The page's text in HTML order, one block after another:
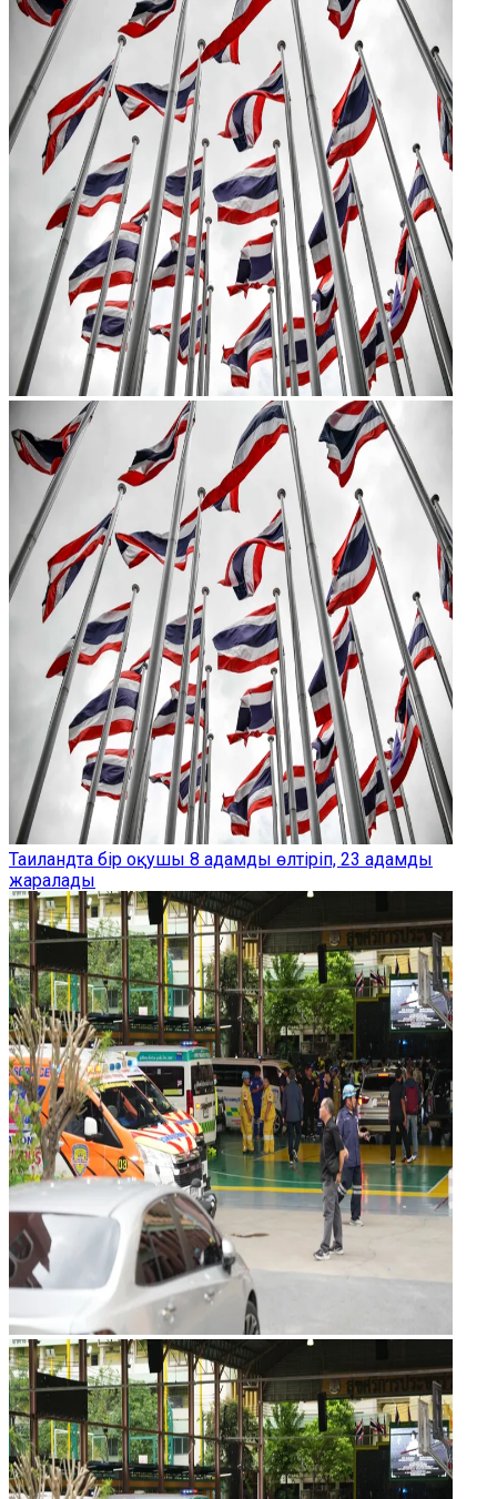
Таиландта бір оқушы 8 адамды өлтіріп, 23 адамды
жаралады